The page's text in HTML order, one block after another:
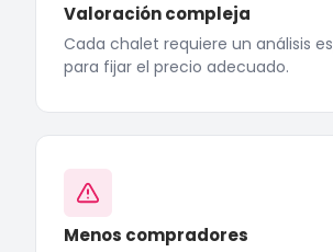
Valoración compleja
Cada chalet requiere un análisis
para fijar el precio adecuado.
Menos compradores